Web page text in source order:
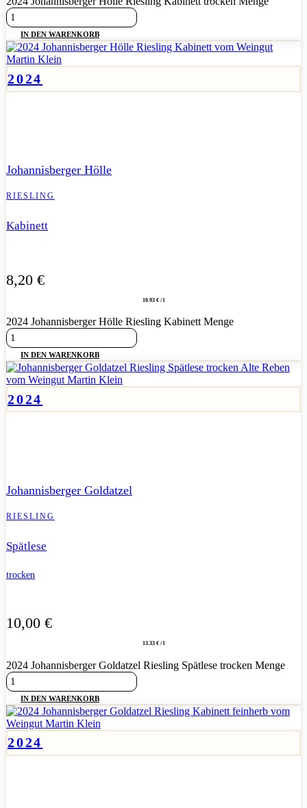
IN DEN WARENKORB
2024
Johannisberger Hölle
RIESLING
Kabinett
8,20 €
10.93 € / l
2024 Johannisberger Hölle Riesling Kabinett Menge
IN DEN WARENKORB
2024
Johannisberger Goldatzel
RIESLING
Spätlese
trocken
10,00 €
13.33 € / l
2024 Johannisberger Goldatzel Riesling Spätlese trocken Menge
IN DEN WARENKORB
2024